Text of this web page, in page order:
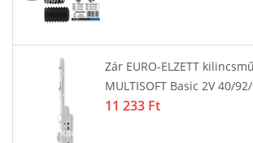
Zár EURO-ELZETT
MULTISOFT Basic 2V 40/
11 233 Ft